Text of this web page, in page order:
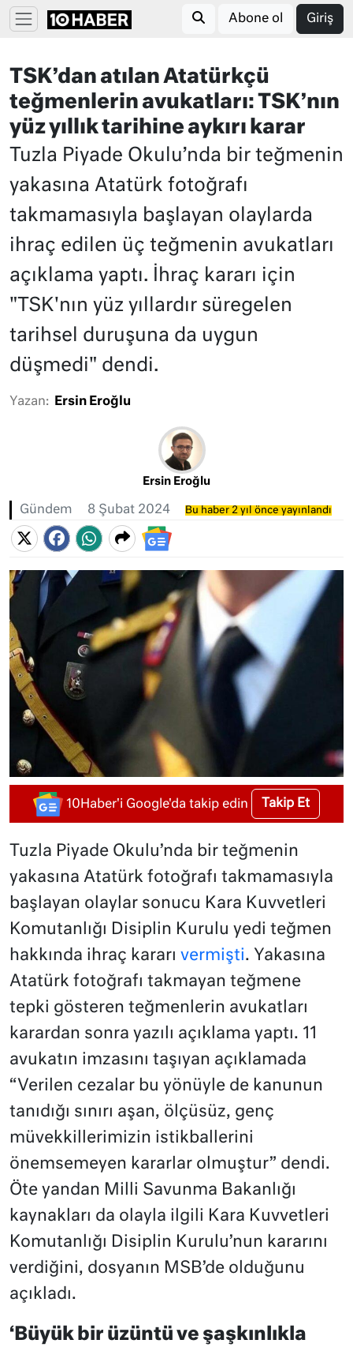
Abone ol Giriş
TSK’dan atılan Atatürkçü
teğmenlerin avukatları: TSK’nın
yüz yıllık tarihine aykırı karar
Tuzla Piyade Okulu’nda bir teğmenin
yakasına Atatürk fotoğrafı
takmamasıyla başlayan olaylarda
ihraç edilen üç teğmenin avukatları
açıklama yaptı. İhraç kararı için
"TSK'nın yüz yıllardır süregelen
tarihsel duruşuna da uygun
düşmedi" dendi.
Yazan: Ersin Eroğlu
Ersin Eroğlu
Gündem 8 Şubat 2024 Bu haber 2 yıl önce yayınlandı
10Haber'i Google'da takip edin Takip Et
Tuzla Piyade Okulu’nda bir teğmenin
yakasına Atatürk fotoğrafı takmamasıyla
başlayan olaylar sonucu Kara Kuvvetleri
Komutanlığı Disiplin Kurulu yedi teğmen
hakkında ihraç kararı vermişti. Yakasına
Atatürk fotoğrafı takmayan teğmene
tepki gösteren teğmenlerin avukatları
karardan sonra yazılı açıklama yaptı. 11
avukatın imzasını taşıyan açıklamada
“Verilen cezalar bu yönüyle de kanunun
tanıdığı sınırı aşan, ölçüsüz, genç
müvekkillerimizin istikballerini
önemsemeyen kararlar olmuştur” dendi.
Öte yandan Milli Savunma Bakanlığı
kaynakları da olayla ilgili Kara Kuvvetleri
Komutanlığı Disiplin Kurulu’nun kararını
verdiğini, dosyanın MSB’de olduğunu
açıkladı.
‘Büyük bir üzüntü ve şaşkınlıkla